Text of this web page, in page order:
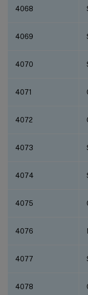
4068
4069
4070
4071
4072
4073
4074
4075
4076
4077
4078